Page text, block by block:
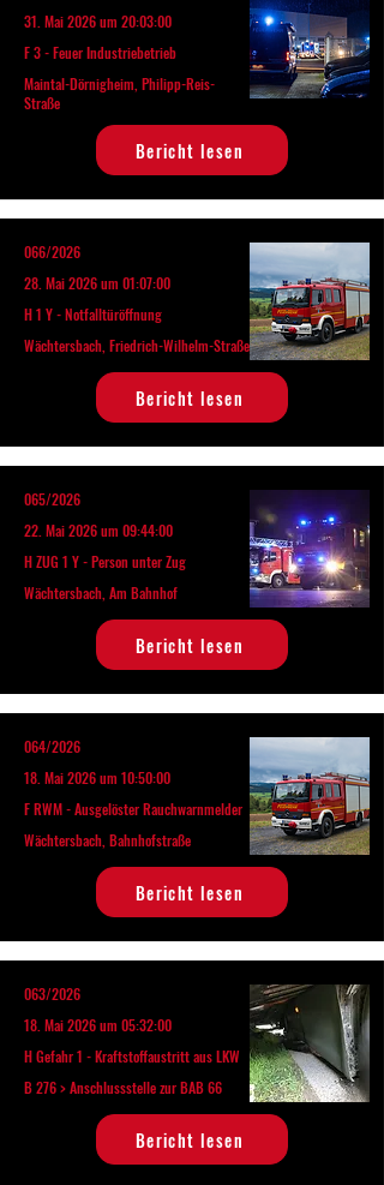
31. Mai 2026 um 20:03:00
F 3 - Feuer Industriebetrieb
Maintal-Dörnigheim, Philipp-Reis-
Straße
Bericht lesen
066/2026
28. Mai 2026 um 01:07:00
H 1 Y - Notfalltüröffnung
Wächtersbach, Friedrich-Wilhelm-Straße
Bericht lesen
065/2026
22. Mai 2026 um 09:44:00
H ZUG 1 Y - Person unter Zug
Wächtersbach, Am Bahnhof
Bericht lesen
064/2026
18. Mai 2026 um 10:50:00
F RWM - Ausgelöster Rauchwarnmelder
Wächtersbach, Bahnhofstraße
Bericht lesen
063/2026
18. Mai 2026 um 05:32:00
H Gefahr 1 - Kraftstoffaustritt aus LKW
B 276 > Anschlussstelle zur BAB 66
Bericht lesen